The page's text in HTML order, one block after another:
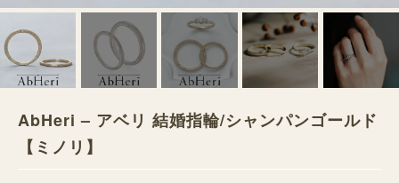
AbHeri – アベリ 結婚指輪/シャンパンゴールド
【ミノリ】